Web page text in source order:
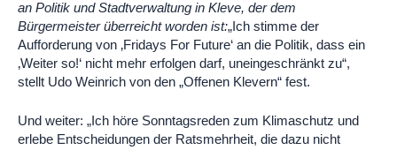
an Politik und Stadtverwaltung in Kleve, der dem
Bürgermeister überreicht worden ist:„Ich stimme der
Aufforderung von ‚Fridays For Future‘ an die Politik, dass ein
‚Weiter so!‘ nicht mehr erfolgen darf, uneingeschränkt zu“,
stellt Udo Weinrich von den „Offenen Klevern“ fest.
Und weiter: „Ich höre Sonntagsreden zum Klimaschutz und
erlebe Entscheidungen der Ratsmehrheit, die dazu nicht